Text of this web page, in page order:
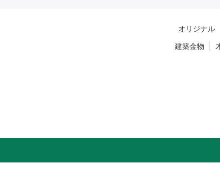
オリジナル
建築金物